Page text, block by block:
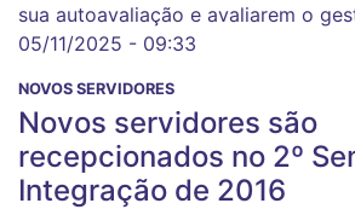
sua autoavaliação e avaliarem o
05/11/2025 - 09:33
NOVOS SERVIDORES
Novos servidores são
recepcionados no 2º
Integração de 2016